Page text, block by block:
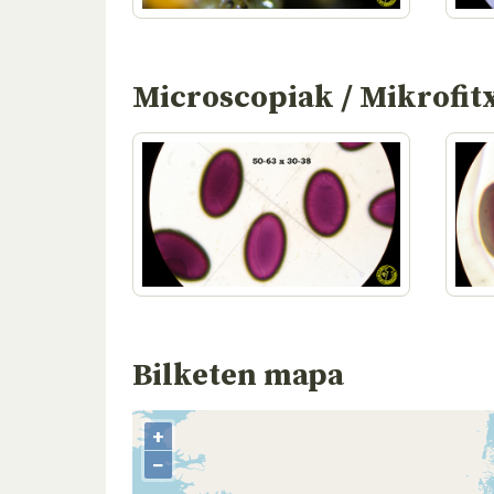
Microscopiak /
Bilketen mapa
+
−